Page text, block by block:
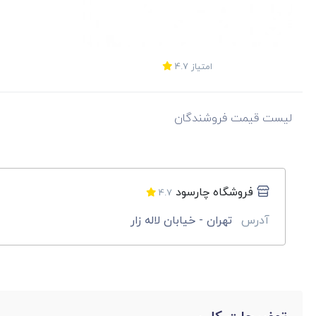
امتیاز 4.7
لیست قیمت فروشندگان
فروشگاه چارسود 4.7
آدرس تهران - خیابان لاله زار